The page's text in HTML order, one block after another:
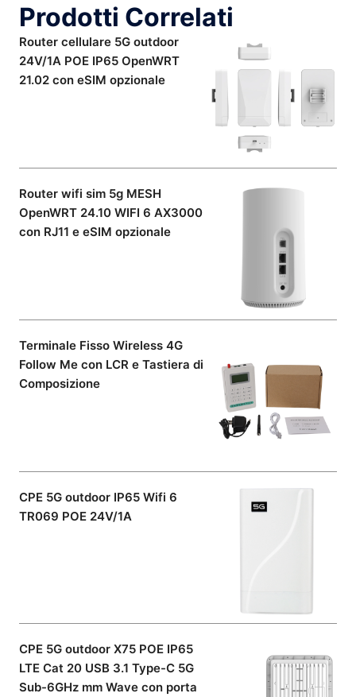
Prodotti Correlati
Router cellulare 5G outdoor
24V/1A POE IP65 OpenWRT
21.02 con eSIM opzionale
Router wifi sim 5g MESH
OpenWRT 24.10 WIFI 6 AX3000
con RJ11 e eSIM opzionale
Terminale Fisso Wireless 4G
Follow Me con LCR e Tastiera di
Composizione
CPE 5G outdoor IP65 Wifi 6
TR069 POE 24V/1A
CPE 5G outdoor X75 POE IP65
LTE Cat 20 USB 3.1 Type-C 5G
Sub-6GHz mm Wave con porta